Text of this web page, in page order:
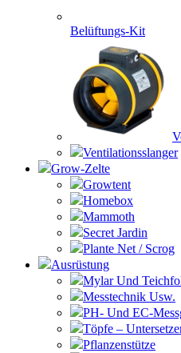
Belüftungs-Kit
Ventilationsslanger
Grow-Zelte
Growtent
Homebox
Mammoth
Secret Jardin
Plante Net / Scrog
Ausrüstung
Mylar Und
Messtechnik Usw.
PH- Und EC-
Töpfe –
Pflanzenstütze